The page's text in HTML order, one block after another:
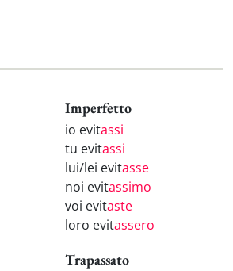
Imperfetto
io evitassi
tu evitassi
lui/lei evitasse
noi evitassimo
voi evitaste
loro evitassero
Trapassato